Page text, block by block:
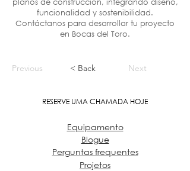
planos de construcción, integrando diseño,
funcionalidad y sostenibilidad.
Contáctanos para desarrollar tu proyecto
en Bocas del Toro.
Previous < Back Next
RESERVE UMA CHAMADA HOJE
Equipamento
Blogue
Perguntas frequentes
Projetos